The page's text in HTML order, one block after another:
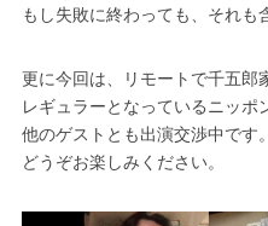
もし失敗に終わっても、それも
更に今回は、リモートで千五郎
レギュラーとなっているニッポ
他のゲストとも出演交渉中です。
どうぞお楽しみください。